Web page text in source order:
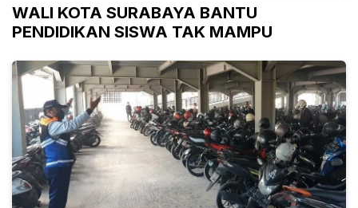
WALI KOTA SURABAYA BANTU
PENDIDIKAN SISWA TAK MAMPU